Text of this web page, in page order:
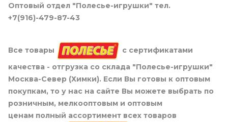
Оптовый отдел "Полесье-игрушки" тел.
+7(916)-479-87-43
Все товары
с сертификатами
качества - отгрузка со склада "Полесье-игрушки"
Москва-Север (Химки). Если Вы готовы к оптовым
покупкам, то у нас на сайте Вы можете выбрать по
розничным, мелкооптовым и оптовым
ценам полный ассортимент всех товаров